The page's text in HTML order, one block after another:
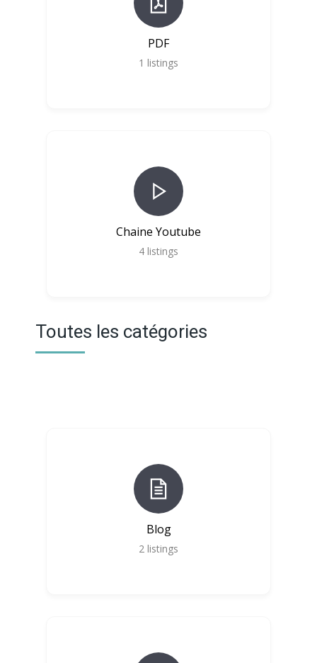
PDF
1 listings
Chaine Youtube
4 listings
Toutes les catégories
Blog
2 listings